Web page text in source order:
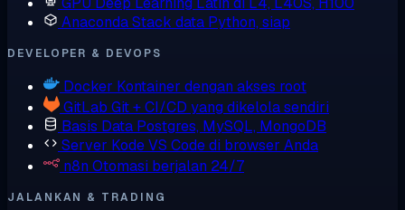
AnacondaStack data Python, siap
DEVELOPER & DEVOPS
Docker Kontainer dengan akses root
GitLab Git + CI/CD yang dikelola sendiri
Basis Data Postgres, MySQL, MongoDB
Server KodeVS Code di browser Anda
n8n Otomasi berjalan 24/7
JALANKAN & TRADING